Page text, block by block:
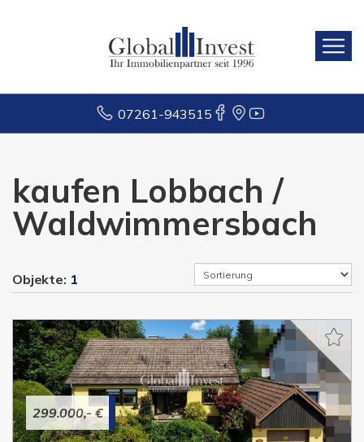
07261-943515
kaufen Lobbach /
Waldwimmersbach
Objekte: 1
299.000,- €